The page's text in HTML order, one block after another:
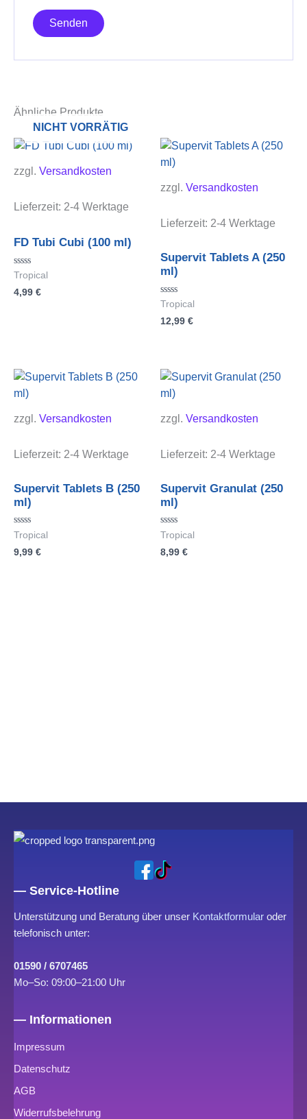
Ähnliche Produkte
NICHT VORRÄTIG
zzgl. Versandkosten
Lieferzeit: 2-4 Werktage
FD Tubi Cubi (100 ml)
Bewertet
0
Tropical
4,99 €
zzgl. Versandkosten
Lieferzeit: 2-4 Werktage
Supervit Tablets A (250
ml)
Bewertet
0
Tropical
12,99 €
zzgl. Versandkosten
Lieferzeit: 2-4 Werktage
Supervit Tablets B (250
ml)
Bewertet
0
Tropical
9,99 €
zzgl. Versandkosten
Lieferzeit: 2-4 Werktage
Supervit Granulat (250
ml)
Bewertet
0
Tropical
8,99 €
— Service-Hotline
Unterstützung und Beratung über unser Kontaktformular oder
telefonisch unter:
01590 / 6707465
Mo–So: 09:00–21:00 Uhr
— Informationen
Impressum
Datenschutz
AGB
Widerrufsbelehrung